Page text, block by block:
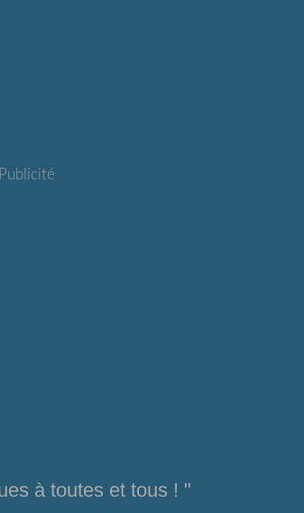
Publicité
à toutes et tous ! "